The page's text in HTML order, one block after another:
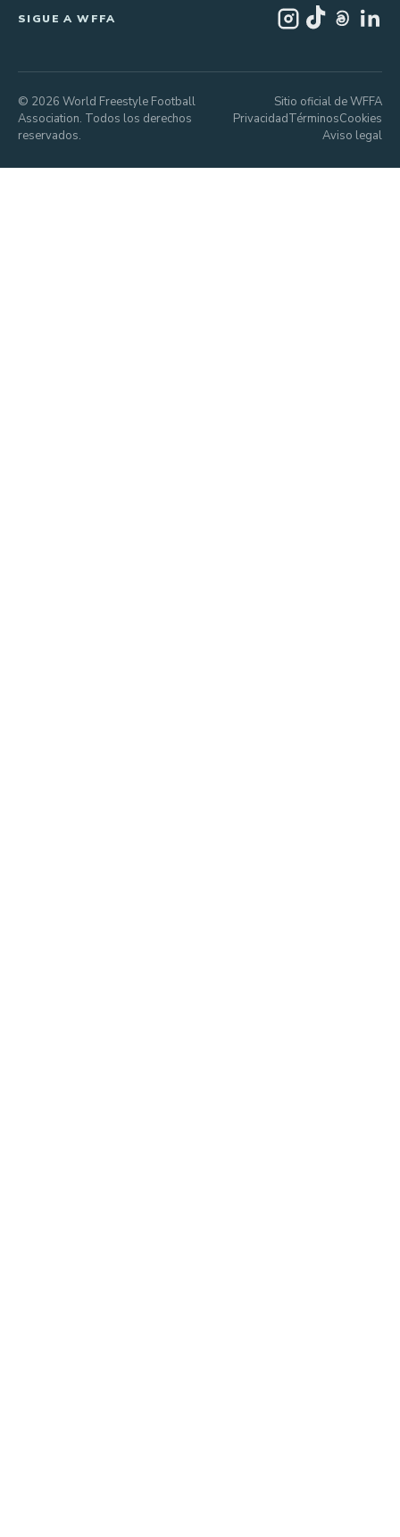
SIGUE A WFFA
© 2026 World Freestyle Football
Association. Todos los derechos
reservados.
Sitio oficial de WFFA
PrivacidadTérminosCookies
Aviso legal